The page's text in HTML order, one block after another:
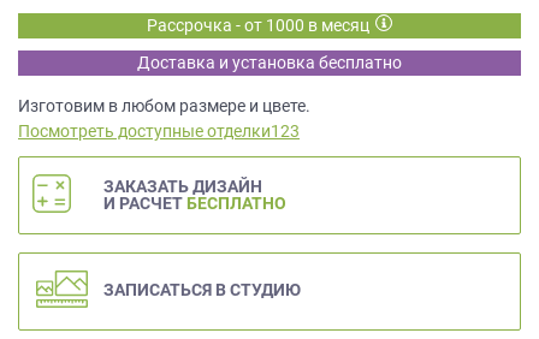
Рассрочка - от 1000 в месяц
Доставка и установка бесплатно
Изготовим в любом размере и цвете.
Посмотреть доступные отделки123
ЗАКАЗАТЬ ДИЗАЙН
И РАСЧЕТ БЕСПЛАТНО
ЗАПИСАТЬСЯ В СТУДИЮ